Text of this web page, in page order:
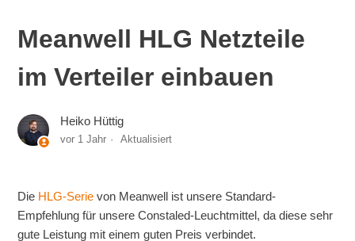
Meanwell HLG Netzteile
im Verteiler einbauen
Heiko Hüttig
vor 1 Jahr Aktualisiert
Die HLG-Serie von Meanwell ist unsere Standard-
Empfehlung für unsere Constaled-Leuchtmittel, da diese sehr
gute Leistung mit einem guten Preis verbindet.